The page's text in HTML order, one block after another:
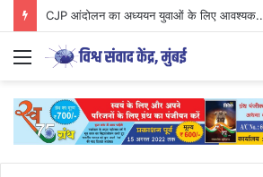
CJP आंदोलन का अध्ययन युवाओं के लिए आवश्यक..
Menu